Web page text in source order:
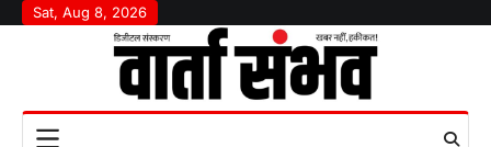
SkipSat, Aug 8, 2026